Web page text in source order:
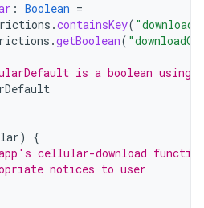
: Boolean =
.containsKey(
.getBoolean(
is a boolean using
)
{
cellular-download
notices to user